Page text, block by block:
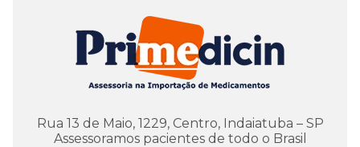
Rua 13 de Maio, 1229, Centro, Indaiatuba – SP
Assessoramos pacientes de todo o Brasil